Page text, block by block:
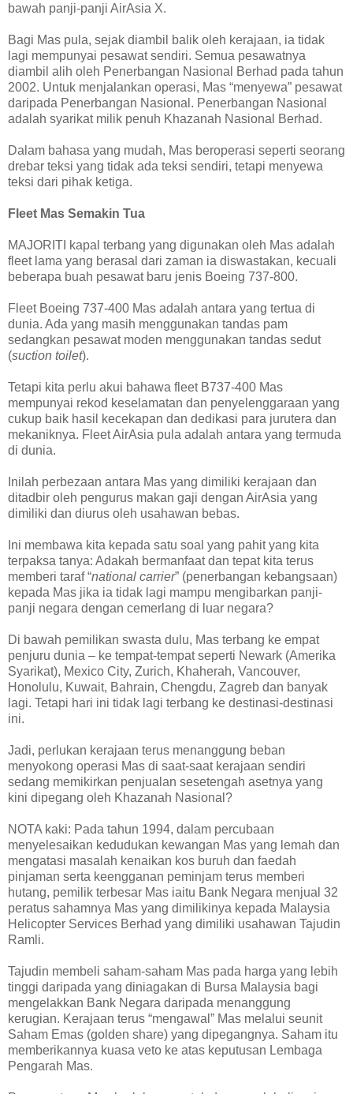
bawah panji-panji AirAsia X.
Bagi Mas pula, sejak diambil balik oleh kerajaan, ia tidak
lagi mempunyai pesawat sendiri. Semua pesawatnya
diambil alih oleh Penerbangan Nasional Berhad pada tahun
2002. Untuk menjalankan operasi, Mas “menyewa” pesawat
daripada Penerbangan Nasional. Penerbangan Nasional
adalah syarikat milik penuh Khazanah Nasional Berhad.
Dalam bahasa yang mudah, Mas beroperasi seperti seorang
drebar teksi yang tidak ada teksi sendiri, tetapi menyewa
teksi dari pihak ketiga.
Fleet Mas Semakin Tua
MAJORITI kapal terbang yang digunakan oleh Mas adalah
fleet lama yang berasal dari zaman ia diswastakan, kecuali
beberapa buah pesawat baru jenis Boeing 737-800.
Fleet Boeing 737-400 Mas adalah antara yang tertua di
dunia. Ada yang masih menggunakan tandas pam
sedangkan pesawat moden menggunakan tandas sedut
(suction toilet).
Tetapi kita perlu akui bahawa fleet B737-400 Mas
mempunyai rekod keselamatan dan penyelenggaraan yang
cukup baik hasil kecekapan dan dedikasi para jurutera dan
mekaniknya. Fleet AirAsia pula adalah antara yang termuda
di dunia.
Inilah perbezaan antara Mas yang dimiliki kerajaan dan
ditadbir oleh pengurus makan gaji dengan AirAsia yang
dimiliki dan diurus oleh usahawan bebas.
Ini membawa kita kepada satu soal yang pahit yang kita
terpaksa tanya: Adakah bermanfaat dan tepat kita terus
memberi taraf “national carrier” (penerbangan kebangsaan)
kepada Mas jika ia tidak lagi mampu mengibarkan panji-
panji negara dengan cemerlang di luar negara?
Di bawah pemilikan swasta dulu, Mas terbang ke empat
penjuru dunia – ke tempat-tempat seperti Newark (Amerika
Syarikat), Mexico City, Zurich, Khaherah, Vancouver,
Honolulu, Kuwait, Bahrain, Chengdu, Zagreb dan banyak
lagi. Tetapi hari ini tidak lagi terbang ke destinasi-destinasi
ini.
Jadi, perlukan kerajaan terus menanggung beban
menyokong operasi Mas di saat-saat kerajaan sendiri
sedang memikirkan penjualan sesetengah asetnya yang
kini dipegang oleh Khazanah Nasional?
NOTA kaki: Pada tahun 1994, dalam percubaan
menyelesaikan kedudukan kewangan Mas yang lemah dan
mengatasi masalah kenaikan kos buruh dan faedah
pinjaman serta keengganan peminjam terus memberi
hutang, pemilik terbesar Mas iaitu Bank Negara menjual 32
peratus sahamnya Mas yang dimilikinya kepada Malaysia
Helicopter Services Berhad yang dimiliki usahawan Tajudin
Ramli.
Tajudin membeli saham-saham Mas pada harga yang lebih
tinggi daripada yang diniagakan di Bursa Malaysia bagi
mengelakkan Bank Negara daripada menanggung
kerugian. Kerajaan terus “mengawal” Mas melalui seunit
Saham Emas (golden share) yang dipegangnya. Saham itu
memberikannya kuasa veto ke atas keputusan Lembaga
Pengarah Mas.